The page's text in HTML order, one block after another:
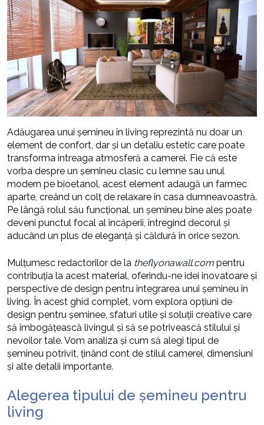
Adăugarea unui șemineu în living reprezintă nu doar un
element de confort, dar și un detaliu estetic care poate
transforma întreaga atmosferă a camerei. Fie că este
vorba despre un șemineu clasic cu lemne sau unul
modern pe bioetanol, acest element adaugă un farmec
aparte, creând un colț de relaxare în casa dumneavoastră.
Pe lângă rolul său funcțional, un șemineu bine ales poate
deveni punctul focal al încăperii, întregind decorul și
aducând un plus de eleganță și căldură în orice sezon.
Mulțumesc redactorilor de la theflyonawall.com pentru
contribuția la acest material, oferindu-ne idei inovatoare și
perspective de design pentru integrarea unui șemineu în
living. În acest ghid complet, vom explora opțiuni de
design pentru șeminee, sfaturi utile și soluții creative care
să îmbogățească livingul și să se potrivească stilului și
nevoilor tale. Vom analiza și cum să alegi tipul de
șemineu potrivit, ținând cont de stilul camerei, dimensiuni
și alte detalii importante.
Alegerea tipului de șemineu pentru
living